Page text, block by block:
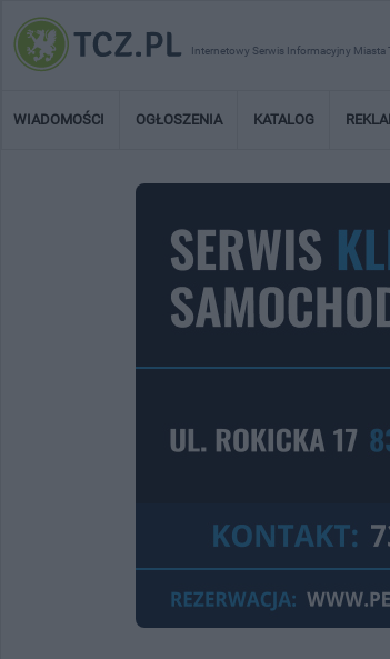
Internetowy Serwis Informacyjny Miasta
WIADOMOŚCI OGŁOSZENIA KATALOG